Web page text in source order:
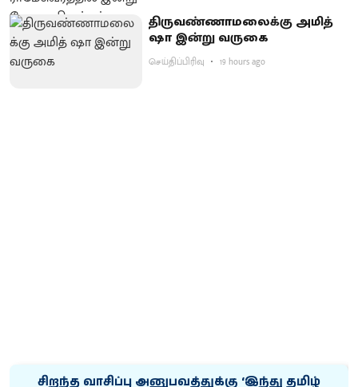
திருவண்ணாமலைக்கு அமித்
ஷா இன்று வருகை
செய்திப்பிரிவு 19 hours ago
சிறந்த வாசிப்பு அனுபவத்துக்கு ‘இந்து தமிழ்